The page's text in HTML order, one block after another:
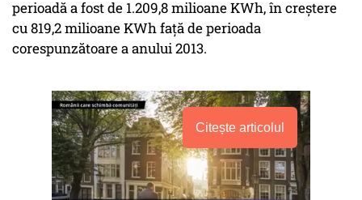
perioadă a fost de 1.209,8 milioane KWh, în creştere
cu 819,2 milioane KWh faţă de perioada
corespunzătoare a anului 2013.
Citește articolul